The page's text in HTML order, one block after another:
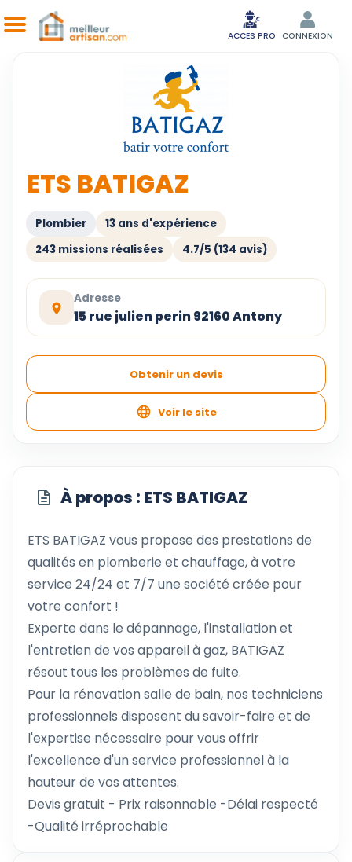
ACCES PRO CONNEXION
ETS BATIGAZ
Plombier
13 ans d'expérience
243 missions réalisées
4.7/5 (134 avis)
Adresse
15 rue julien perin 92160 Antony
Obtenir un devis
Voir le site
À propos : ETS BATIGAZ
ETS BATIGAZ vous propose des prestations de
qualités en plomberie et chauffage, à votre
service 24/24 et 7/7 une société créée pour
votre confort !
Experte dans le dépannage, l'installation et
l'entretien de vos appareil à gaz, BATIGAZ
résout tous les problèmes de fuite.
Pour la rénovation salle de bain, nos techniciens
professionnels disposent du savoir-faire et de
l'expertise nécessaire pour vous offrir
l'excellence d'un service professionnel à la
hauteur de vos attentes.
Devis gratuit - Prix raisonnable -Délai respecté
-Qualité irréprochable